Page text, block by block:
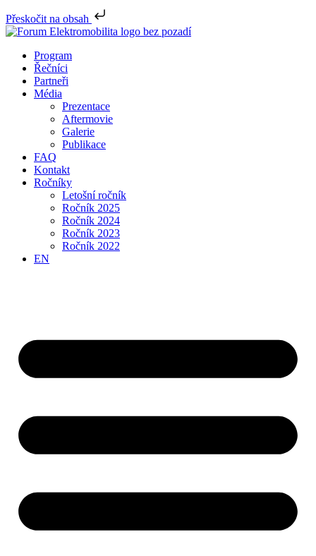
Přeskočit na obsah
Program
Řečníci
Partneři
Média
Prezentace
Aftermovie
Galerie
Publikace
FAQ
Kontakt
Ročníky
Letošní ročník
Ročník 2025
Ročník 2024
Ročník 2023
Ročník 2022
EN